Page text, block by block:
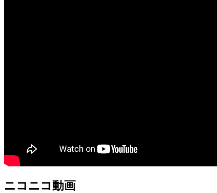
ニコニコ動画